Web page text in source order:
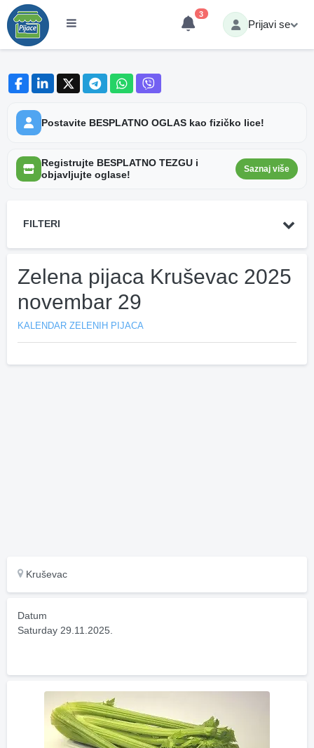
3
Prijavi se
Postavite BESPLATNO OGLAS kao fizičko lice!
Registrujte BESPLATNO TEZGU i
objavljujte oglase!
Saznaj više
FILTERI
Zelena pijaca Kruševac 2025
novembar 29
KALENDAR ZELENIH PIJACA
Kruševac
Datum
Saturday 29.11.2025.